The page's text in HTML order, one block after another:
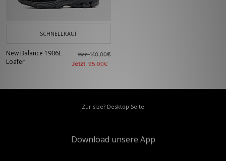
SCHNELLKAUF
New Balance 1906L
Loafer
War140,00€
Jetzt 95,00€
Zur size? Desktop Seite
Download unsere App